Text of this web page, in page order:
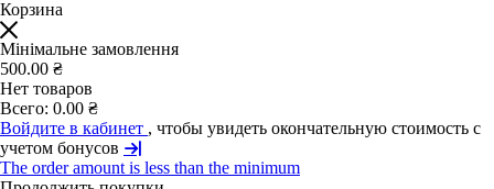
Корзина
Мінімальне замовлення
500.00 ₴
Нет товаров
Всего: 0.00 ₴
Войдите в кабинет , чтобы увидеть окончательную стоимость с
учетом бонусов
The order amount is less than the minimum